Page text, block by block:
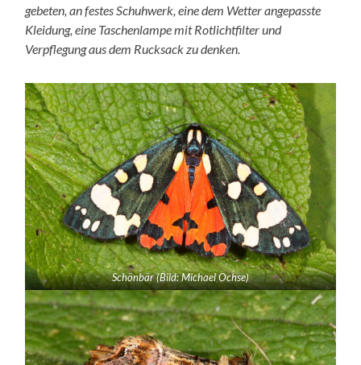
gebeten, an festes Schuhwerk, eine dem Wetter angepasste
Kleidung, eine Taschenlampe mit Rotlichtfilter und
Verpflegung aus dem Rucksack zu denken.
Schönbär (Bild: Michael Ochse)